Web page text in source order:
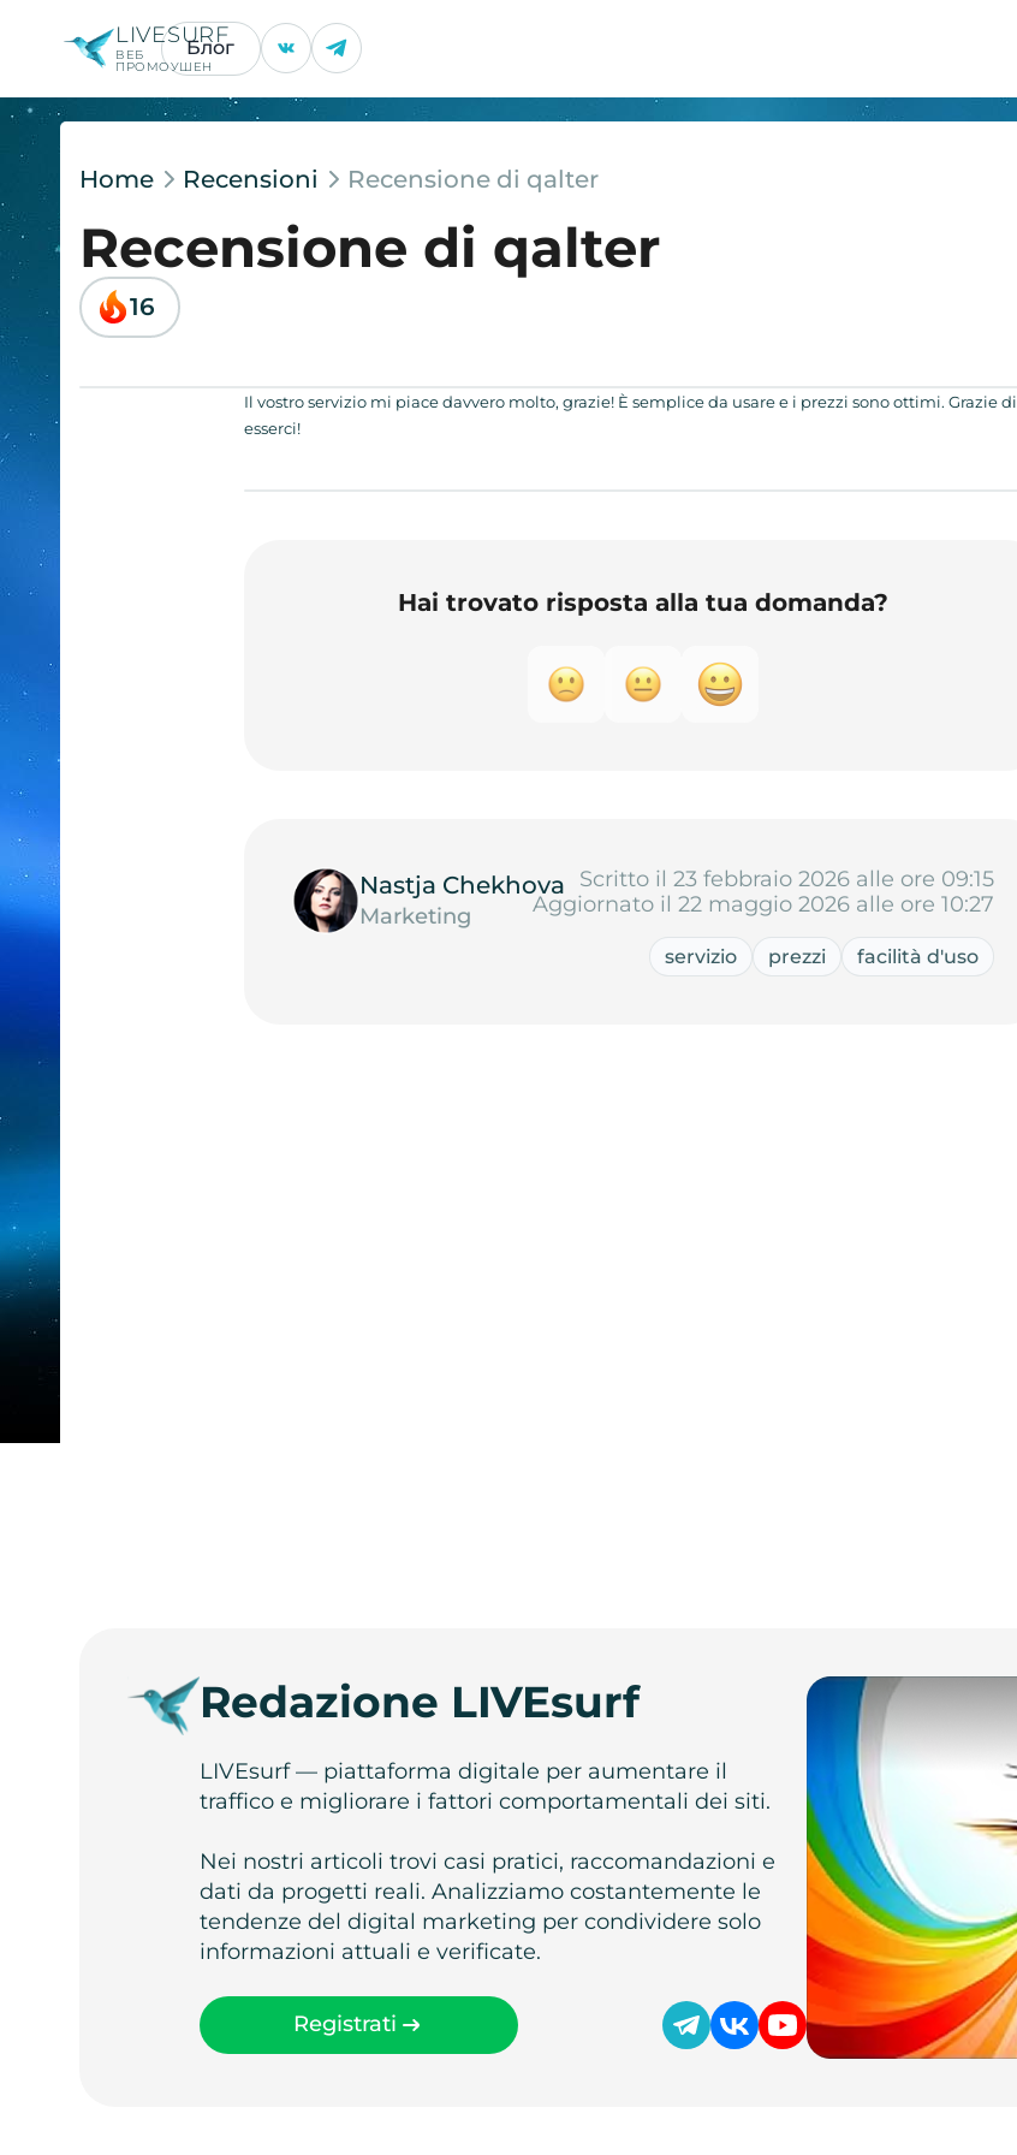
LIVESURF
ВЕБ
ПРОМОУШЕН
Блог
Home Recensioni Recensione di qalter
Recensione di qalter
16
Il vostro servizio mi piace davvero molto, grazie! È semplice da usare e i prezzi sono ottimi. Grazie di
esserci!
Hai trovato risposta alla tua domanda?
Nastja Chekhova
Marketing
Scritto il 23 febbraio 2026 alle ore 09:15
Aggiornato il 22 maggio 2026 alle ore 10:27
servizio prezzi facilità d'uso
Redazione LIVEsurf
LIVEsurf — piattaforma digitale per aumentare il
traffico e migliorare i fattori comportamentali dei siti.
Nei nostri articoli trovi casi pratici, raccomandazioni e
dati da progetti reali. Analizziamo costantemente le
tendenze del digital marketing per condividere solo
informazioni attuali e verificate.
Registrati